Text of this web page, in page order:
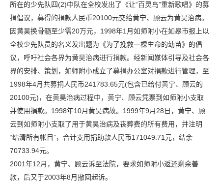
所在的少先队四(2)中队在全校发出了《让“百灵鸟”重新歌唱》的募
捐倡议，募得的捐款人民币20100元交给黄宁、顾云为黄昊治病。
因黄昊换骨髓至少需20万元，1998年1月如师附小在如皋市报上以
全校少先队员的名义发出题为《为了挽救一棵生命的幼苗》的倡
议，呼吁社会各界为黄昊治病进行捐款。经新闻媒体引导及社会各
界的安排、策划，如师附小成立了募捐办公室对捐款进行管理，至
1998年4月共募捐人民币241783.65元(包含已给付黄宁、顾云的
20100元)，在黄昊治病过程中，黄宁、顾云凭票到如师附小支取
并使用捐款。1998年10月黄昊病故。1999年9月28日，黄宁、顾
云到如师附小支取了用于黄昊治病及丧葬费的所有费用，并注明
“结清所有帐目”，合计支用捐助款人民币171049.71元，结余
70733.94元。
2001年12月，黄宁、顾云诉至法院，要求如师附小返还剩余善
款，后又于2003年8月撤回起诉。